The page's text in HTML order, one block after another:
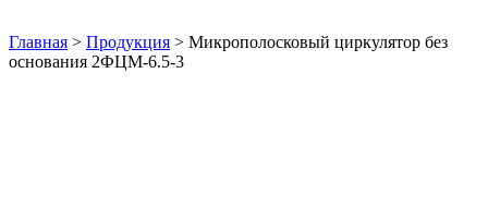
Главная > Продукция > Микрополосковый циркулятор без
основания 2ФЦМ-6.5-3